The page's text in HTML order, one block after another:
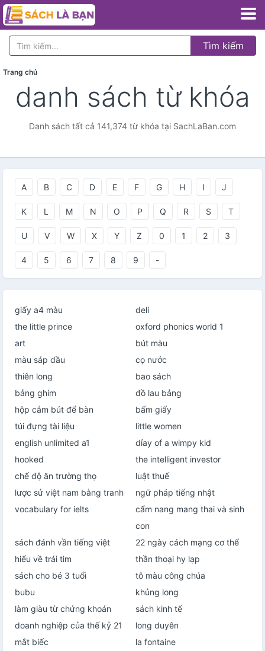
Tìm kiếm
Trang chủ
danh sách từ khóa
Danh sách tất cả 141,374 từ khóa tại SachLaBan.com
A B C D E F G H I J
K L M N O P Q R S T
U V W X Y Z 0 1 2 3
4 5 6 7 8 9 -
giấy a4 màu
deli
the little prince
oxford phonics world 1
art
bút màu
màu sáp dầu
cọ nước
thiên long
bao sách
bảng ghim
đồ lau bảng
hộp cắm bút để bàn
bấm giấy
túi đựng tài liệu
little women
english unlimited a1
dỉay of a wimpy kid
hooked
the intelligent investor
chế độ ăn trường thọ
luật thuế
lược sử việt nam bằng tranh
ngữ pháp tiếng nhật
vocabulary for ielts
cẩm nang mang thai và sinh
con
sách đánh vần tiếng việt
22 ngày cách mạng cơ thể
hiểu về trái tim
thần thoại hy lạp
sách cho bé 3 tuổi
tô màu công chúa
bubu
khủng long
làm giàu từ chứng khoán
sách kinh tế
doanh nghiệp của thế kỷ 21
long duyên
mắt biếc
la fontaine